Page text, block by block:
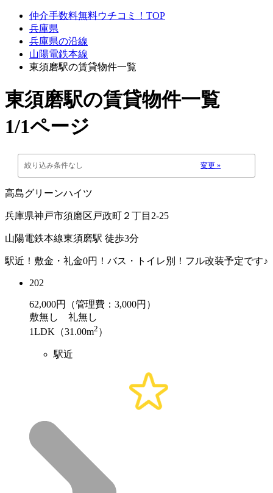
仲介手数料無料ウチコミ！TOP
兵庫県
兵庫県の沿線
山陽電鉄本線
東須磨駅の賃貸物件一覧
東須磨駅の賃貸物件一覧
1/1ページ
絞り込み条件なし 変更 »
高島グリーンハイツ
兵庫県神戸市須磨区戸政町２丁目2-25
山陽電鉄本線東須磨駅 徒歩3分
駅近！敷金・礼金0円！バス・トイレ別！フル改装予定です♪
202
62,000円（管理費：3,000円）
敷無し 礼無し
1LDK（31.00m2 ）
駅近